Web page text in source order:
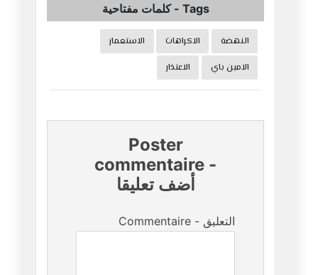
Tags
-كلمات مفتاحية
النهضة الاكراهات
الاستعمار
الامين باي
الاعتذار
Poster
commentaire -
أضف تعليقا
Commentaire - التعليق